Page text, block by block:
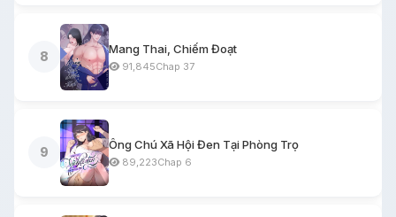
8
Mang Thai, Chiếm Đoạt
91,845Chap 37
9
Ông Chú Xã Hội Đen Tại Phòng Trọ
89,223Chap 6